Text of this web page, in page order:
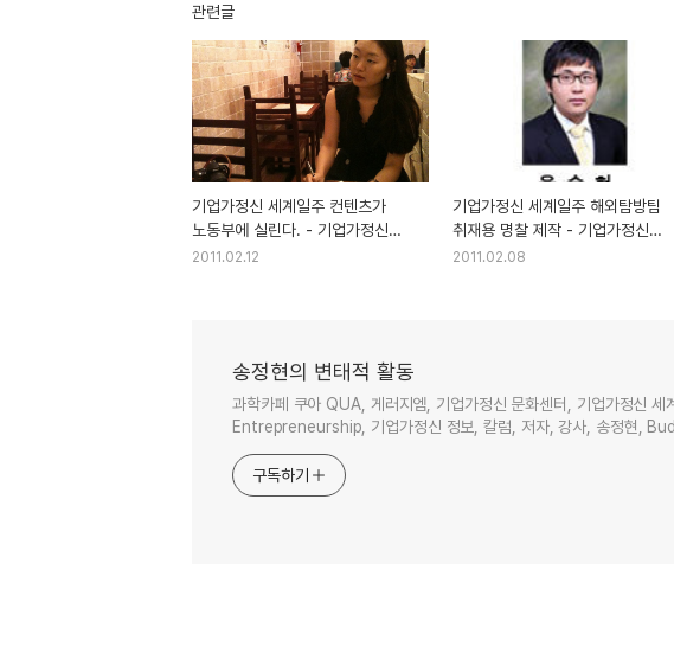
관련글
기업가정신 세계일주 컨텐츠가
노동부에 실린다. - 기업가정신
세계일주
2011.02.12
기업가정신 세계일주 해외탐방팀
취재용 명찰 제작 - 기업가정신
세계일주
2011.02.08
송정현의 변태적 활동
과학카페 쿠아 QUA, 게러지엠, 기업가정신 문화센터, 기업가정신 세
Entrepreneurship, 기업가정신 정보, 칼럼, 저자, 강사, 송정현,
구독하기